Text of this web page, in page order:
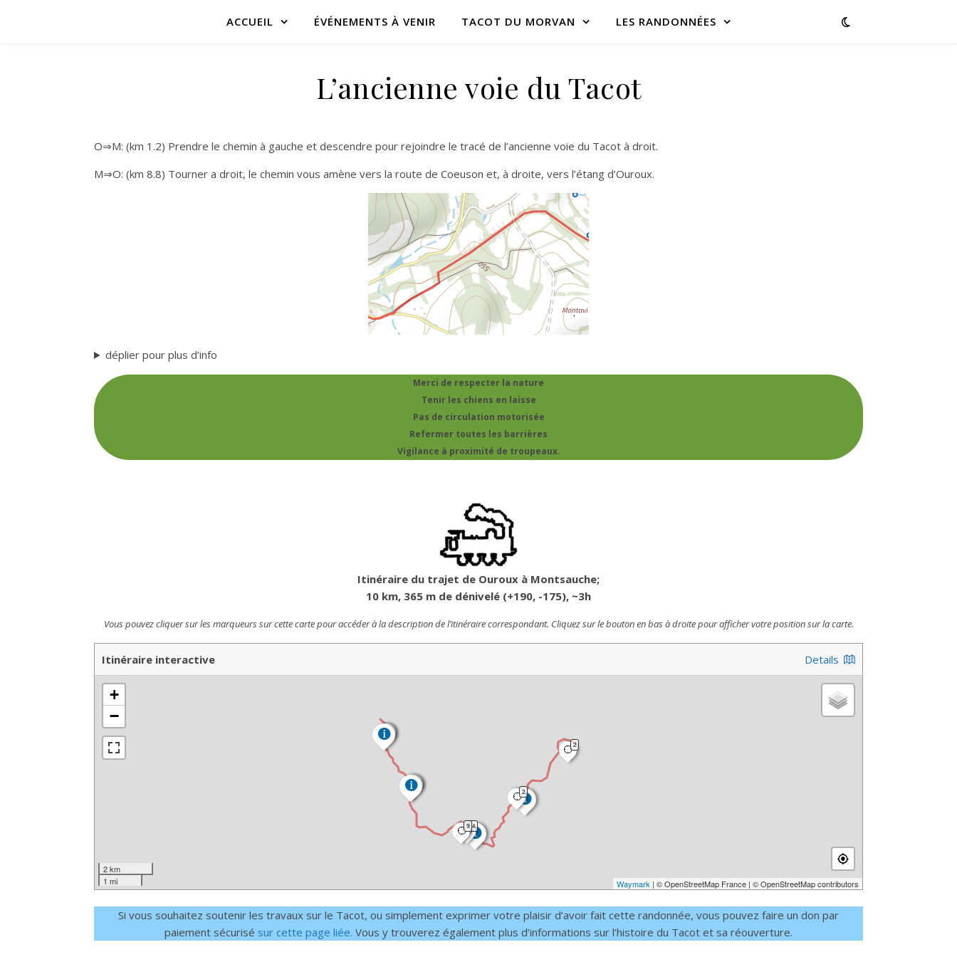
ACCUEIL ÉVÉNEMENTS À VENIR TACOT DU MORVAN LES RANDONNÉES
L’ancienne voie du Tacot
O⇒M: (km 1.2) Prendre le chemin à gauche et descendre pour rejoindre le tracé de l’ancienne voie du Tacot à droit.
M⇒O: (km 8.8) Tourner a droit, le chemin vous amène vers la route de Coeuson et, à droite, vers l’étang d’Ouroux.
déplier pour plus d’info
Merci de respecter la nature
Tenir les chiens en laisse
Pas de circulation motorisée
Refermer toutes les barrières
Vigilance à proximité de troupeaux.
Itinéraire du trajet de Ouroux à Montsauche;
10 km, 365 m de dénivelé (+190, -175), ~3h
Vous pouvez cliquer sur les marqueurs sur cette carte pour accéder à la description de l’itinéraire correspondant. Cliquez sur le bouton en bas à droite pour afficher votre position sur la carte.
Details
Itinéraire interactive
2
9 4
2
+
−
2 km
1 mi
Waymark | © OpenStreetMap France | © OpenStreetMap contributors
Si vous souhaitez soutenir les travaux sur le Tacot, ou simplement exprimer votre plaisir d’avoir fait cette randonnée, vous pouvez faire un don par
paiement sécurisé sur cette page liée. Vous y trouverez également plus d’informations sur l’histoire du Tacot et sa réouverture.